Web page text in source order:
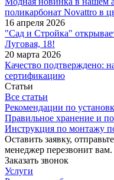
поликарбонат Novattro в
16 апреля 2026
"Сад и Стройка"
Луговая, 18!
20 марта 2026
Качество подтверждено:
сертификацию
Статьи
Все статьи
Рекомендации по
Правильное хранение и
Инструкция по монтажу
Оставить заявку,
менеджер перезвонит вам.
Заказать звонок
Услуги